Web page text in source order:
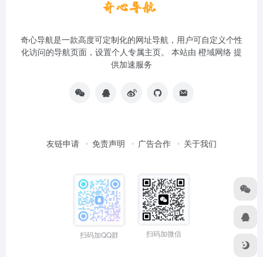
奇心导航是一款高度可定制化的网址导航，用户可自定义个性
化访问的导航页面，设置个人专属主页。 本站由 橙域网络 提
供加速服务
友链申请 免责声明 广告合作 关于我们
扫码加QQ群 扫码加微信